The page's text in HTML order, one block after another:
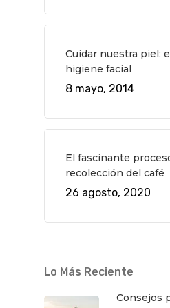
Cuidar nuestra piel:
higiene facial
8 mayo, 2014
El fascinante
recolección del café
26 agosto, 2020
Lo Más Reciente
Consejos